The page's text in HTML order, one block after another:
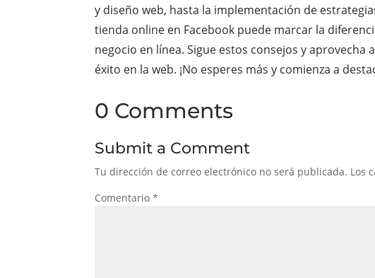
y diseño web, hasta la implementación de
tienda online en Facebook puede marcar la
negocio en línea. Sigue estos consejos y
éxito en la web. ¡No esperes más y comienza a
0 Comments
Submit a Comment
Tu dirección de correo electrónico no será publicada. Los
Comentario*